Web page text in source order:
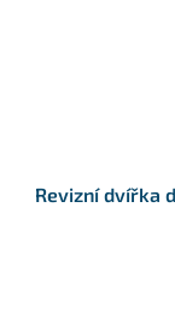
Revizní dvířka